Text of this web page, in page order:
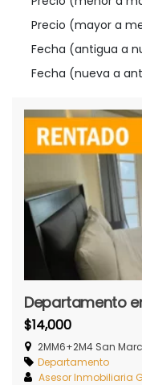
Precio (mayor a
Fecha (antigua a
Fecha (nueva a
Departamento
$14,000
2MM6+2M4 San
Departamento
Asesor Inmobiliaria